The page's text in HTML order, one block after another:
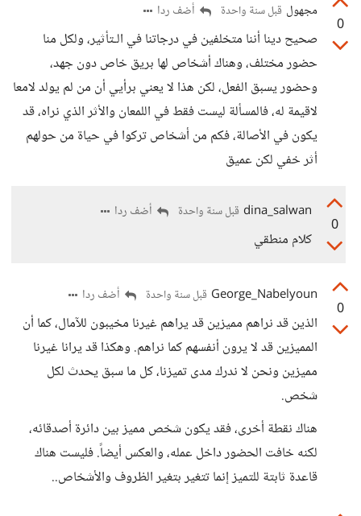
0
مجهول قبل سنة واحدة أضف ردا
صحيح دينا أننا متخلفين في درجاتنا في الـتأثير، ولكل منا
حضور مختلف، وهناك أشخاص لها بريق خاص دون جهد،
وحضور يسبق الفعل، لكن هذا لا يعني برأيي أن من لم يولد لامعا
لاقيمة له، فالمسألة ليست فقط في اللمعان والأثر الذي نراه، قد
يكون في الأصالة، فكم من أشخاص تركوا في حياة من حولهم
أثر خفي لكن عميق
0
dina_salwan قبل سنة واحدة أضف ردا
كلام منطقي
0
George_Nabelyoun قبل سنة واحدة أضف ردا
الذين قد نراهم مميزين قد يراهم غيرنا مخيبون للآمال، كما أن
المميزين قد لا يرون أنفسهم كما نراهم. وهكذا قد يرانا غيرنا
مميزين ونحن لا ندرك مدى تميزنا، كل ما سبق يحدث لكل
شخص.
هناك نقطة أخرى، فقد يكون شخص مميز بين دائرة أصدقائه،
لكنه خافت الحضور داخل عمله، والعكس أيضاً. فليست هناك
قاعدة ثابتة للتميز إنما تتغير بتغير الظروف والأشخاص..